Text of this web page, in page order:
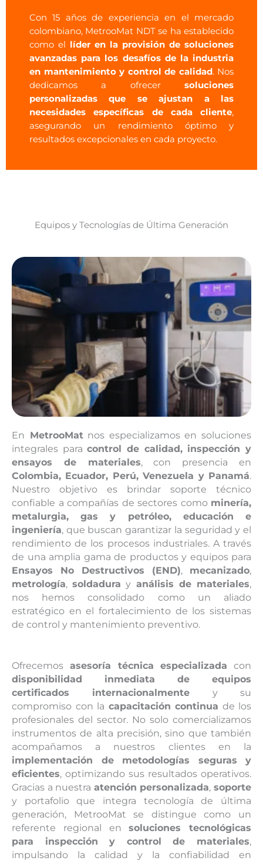
Con 15 años de experiencia en el mercado
colombiano, MetrooMat NDT se ha establecido
como el líder en la provisión de soluciones
avanzadas para los desafíos de la industria
en mantenimiento y control de calidad. Nos
dedicamos a ofrecer soluciones
personalizadas que se ajustan a las
necesidades específicas de cada cliente,
asegurando un rendimiento óptimo y
resultados excepcionales en cada proyecto.
Equipos y Tecnologías de Última Generación
En MetrooMatnos especializamos en soluciones
integrales paracontrol de calidad, inspección y
ensayos de materiales, con presencia en
Colombia, Ecuador, Perú, Venezuela y Panamá.
Nuestro objetivo es brindar soporte técnico
confiable a compañías de sectores como minería,
metalurgia, gas y petróleo, educación e
ingeniería, que buscan garantizar la seguridad y el
rendimiento de los procesos industriales. A través
de una amplia gama de productos y equipos para
Ensayos No Destructivos (END), mecanizado,
metrología,soldadura y análisis de materiales,
nos hemos consolidado como un aliado
estratégico en el fortalecimiento de los sistemas
de control y mantenimiento preventivo.
Ofrecemos asesoría técnica especializada con
disponibilidad inmediata de equipos
certificados internacionalmente y su
compromiso con la capacitación continua de los
profesionales del sector. No solo comercializamos
instrumentos de alta precisión, sino que también
acompañamos a nuestros clientes en la
implementación de metodologías seguras y
eficientes, optimizando sus resultados operativos.
Gracias a nuestra atención personalizada,soporte
y portafolio que integra tecnología de última
generación, MetrooMat se distingue como un
referente regional ensoluciones tecnológicas
para inspección y control de materiales,
impulsando la calidad y la confiabilidad en